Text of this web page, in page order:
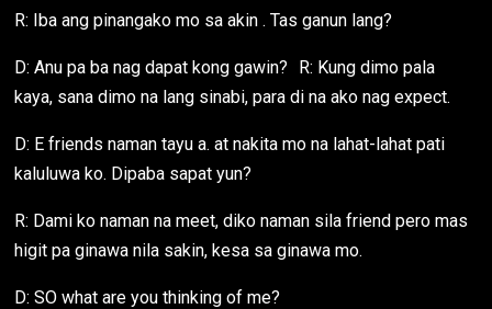
R: Iba ang pinangako mo sa akin . Tas ganun lang?
D: Anu pa ba nag dapat kong gawin? R: Kung dimo pala
kaya, sana dimo na lang sinabi, para di na ako nag expect.
D: E friends naman tayu a. at nakita mo na lahat-lahat pati
kaluluwa ko. Dipaba sapat yun?
R: Dami ko naman na meet, diko naman sila friend pero mas
higit pa ginawa nila sakin, kesa sa ginawa mo.
D: SO what are you thinking of me?